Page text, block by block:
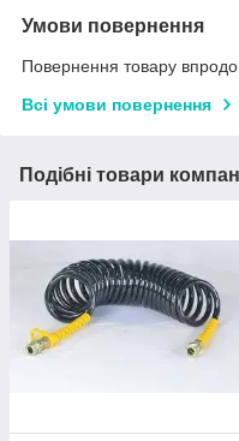
Умови повернення
Повернення товару
Всі умови повернення
Подібні товари